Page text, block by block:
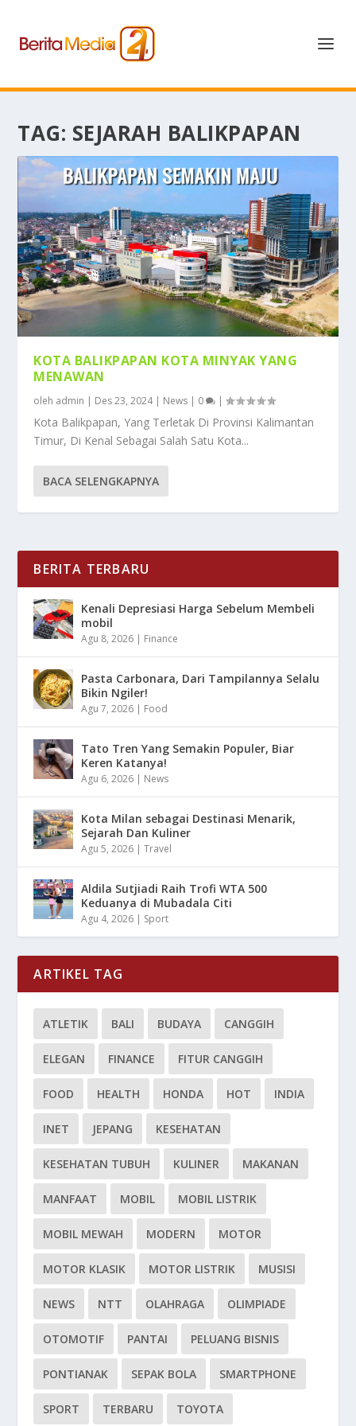
TAG: SEJARAH BALIKPAPAN
KOTA BALIKPAPAN KOTA MINYAK YANG
MENAWAN
oleh admin | Des 23, 2024| News | 0 |
Kota Balikpapan, Yang Terletak Di Provinsi Kalimantan
Timur, Di Kenal Sebagai Salah Satu Kota...
BACA SELENGKAPNYA
BERITA TERBARU
Kenali Depresiasi Harga Sebelum Membeli
mobil
Agu 8, 2026 | Finance
Pasta Carbonara, Dari Tampilannya Selalu
Bikin Ngiler!
Agu 7, 2026 | Food
Tato Tren Yang Semakin Populer, Biar
Keren Katanya!
Agu 6, 2026 | News
Kota Milan sebagai Destinasi Menarik,
Sejarah Dan Kuliner
Agu 5, 2026 |Travel
Aldila Sutjiadi Raih Trofi WTA 500
Keduanya di Mubadala Citi
Agu 4, 2026 | Sport
ARTIKEL TAG
ATLETIK BALI BUDAYA CANGGIH
ELEGAN FINANCE FITUR CANGGIH
FOOD HEALTH HONDA HOT INDIA
INET JEPANG KESEHATAN
KESEHATAN TUBUH KULINER MAKANAN
MANFAAT MOBIL MOBIL LISTRIK
MOBIL MEWAH MODERN MOTOR
MOTOR KLASIK MOTOR LISTRIK MUSISI
NEWS NTT OLAHRAGA OLIMPIADE
OTOMOTIF PANTAI PELUANG BISNIS
PONTIANAK SEPAK BOLA SMARTPHONE
SPORT TERBARU TOYOTA